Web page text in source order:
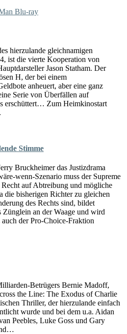
hierzulande gleichnamigen
ist die vierte Kooperation von
Jason Statham. Der
H, der bei einem
anheuert, aber eine ganz
Serie von Überfällen auf
erschüttert… Zum Heimkinostart
Stimme
Bruckheimer das Justizdrama
wenn-Szenario muss der Supreme
auf Abtreibung und mögliche
die bisherigen Richter zu gleichen
des Rechts sind, bildet
an der Waage und wird
der Pro-Choice-Fraktion
Betrügers Bernie Madoff,
the Line: The Exodus of Charlie
Thriller, der hierzulande einfach
wurde und bei dem u.a. Aidan
Peebles, Luke Goss und Gary